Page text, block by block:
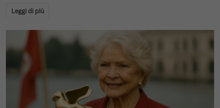
Leggi di più